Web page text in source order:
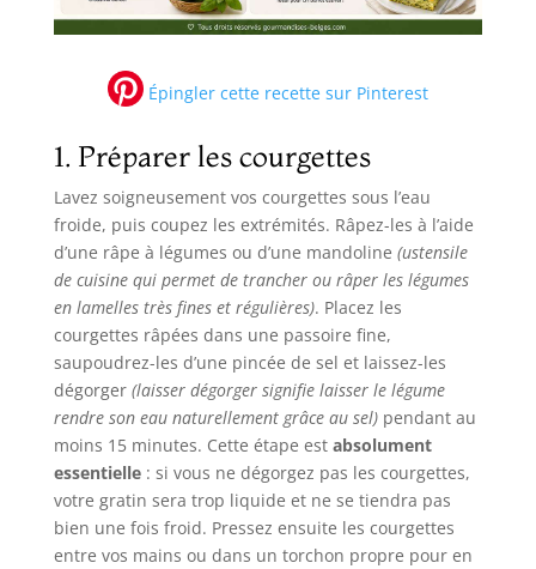
Épingler cette recette sur Pinterest
1. Préparer les courgettes
Lavez soigneusement vos courgettes sous l’eau
froide, puis coupez les extrémités. Râpez-les à l’aide
d’une râpe à légumes ou d’une mandoline (ustensile
de cuisine qui permet de trancher ou râper les légumes
en lamelles très fines et régulières). Placez les
courgettes râpées dans une passoire fine,
saupoudrez-les d’une pincée de sel et laissez-les
dégorger (laisser dégorger signifie laisser le légume
rendre son eau naturellement grâce au sel)pendant au
moins 15 minutes. Cette étape est absolument
essentielle: si vous ne dégorgez pas les courgettes,
votre gratin sera trop liquide et ne se tiendra pas
bien une fois froid. Pressez ensuite les courgettes
entre vos mains ou dans un torchon propre pour en